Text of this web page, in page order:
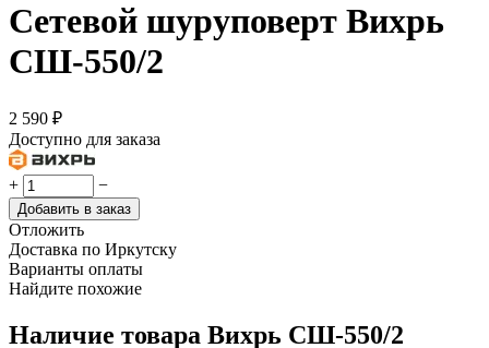
Сетевой шуруповерт Вихрь
СШ-550/2
2 590 ₽
Доступно для заказа
+ −
Добавить в заказ
Отложить
Доставка по Иркутску
Варианты оплаты
Найдите похожие
Наличие товара Вихрь СШ-550/2